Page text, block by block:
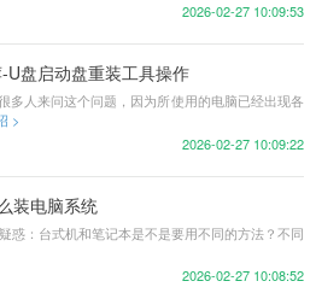
2026-02-27 10:09:53
U盘启动盘重装工具操作
多人来问这个问题，因为所使用的电脑已经出现各
>
2026-02-27 10:09:22
装电脑系统
惑：台式机和笔记本是不是要用不同的方法？不同
2026-02-27 10:08:52